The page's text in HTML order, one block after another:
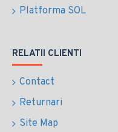
Platforma SOL
RELATII CLIENTI
Contact
Returnari
Site Map